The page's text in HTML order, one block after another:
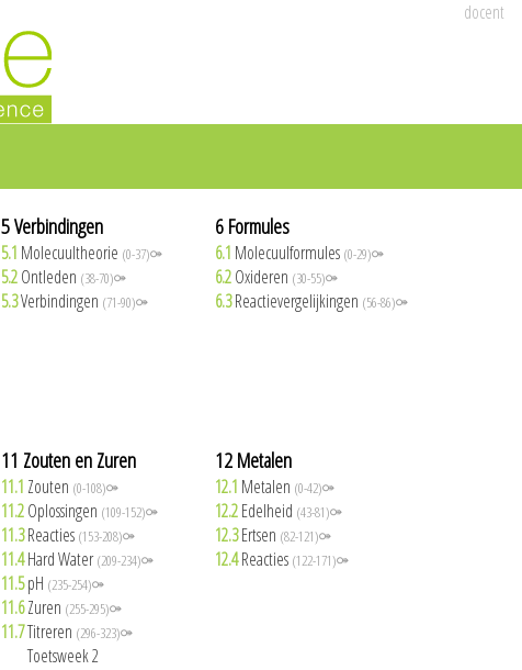
docent
5 Verbindingen
5.1 Molecuultheorie (0-37)⚩
5.2Ontleden (38-70)⚩
5.3Verbindingen (71-90)⚩
6 Formules
6.1 Molecuulformules (0-29)⚩
6.2Oxideren (30-55)⚩
6.3Reactievergelijkingen (56-86)⚩
11 Zouten en Zuren
11.1 Zouten (0-108)⚩
11.2Oplossingen (109-152)⚩
11.3Reacties (153-208)⚩
11.4Hard Water(209-234)⚩
11.5pH (235-254)⚩
11.6Zuren (255-295)⚩
11.7Titreren (296-323)⚩
11.8Toetsweek 2
12 Metalen
12.1 Metalen (0-42)⚩
12.2Edelheid (43-81)⚩
12.3Ertsen (82-121)⚩
12.4Reacties (122-171)⚩